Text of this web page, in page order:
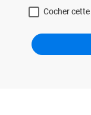
Cocher